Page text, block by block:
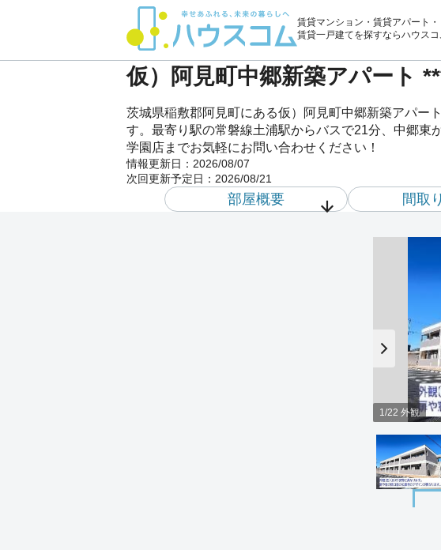
賃貸マンション・賃貸アパート・
賃貸一戸建てを探すならハウスコ
仮）阿見町中郷新築アパート
茨城県稲敷郡阿見町にある仮）阿見町中郷新築アパー
す。最寄り駅の常磐線土浦駅からバスで21分、中郷東
学園店までお気軽にお問い合わせください！
情報更新日： 2026/08/07
次回更新予定日： 2026/08/21
部屋概要 間取
1/22 外観